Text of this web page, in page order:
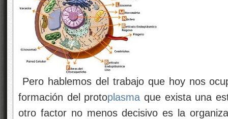
Pero hablemos del trabajo que hoy nos
formación del protoplasma que exista una
otro factor no menos decisivo es la